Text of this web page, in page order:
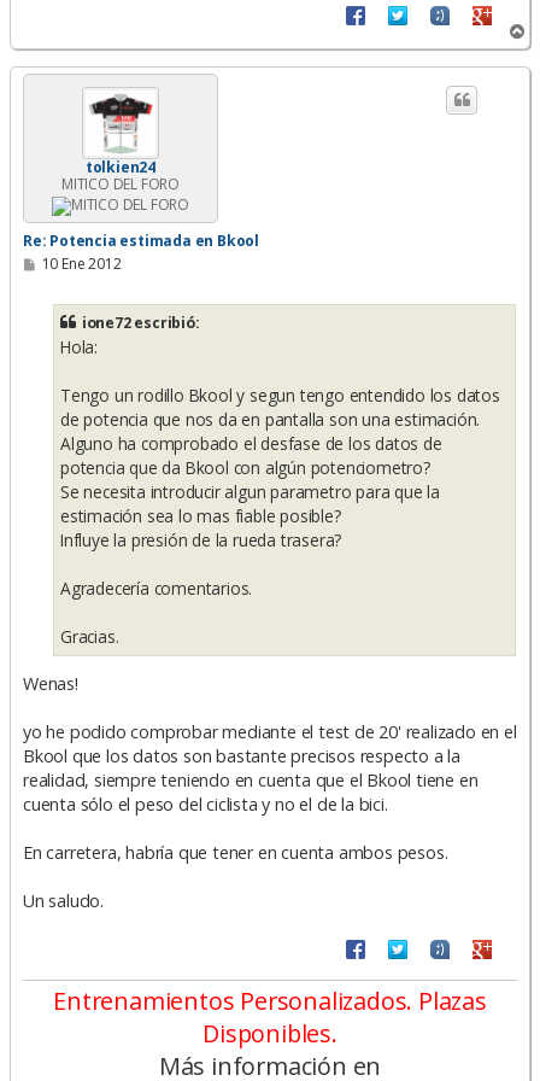
r
r
tolkien24
MITICO DEL FORO
Re: Potencia estimada en Bkool
M10 Ene 2012
ione72 escribió:
Hola:
Tengo un rodillo Bkool y segun tengo entendido los datos
de potencia que nos da en pantalla son una estimación.
Alguno ha comprobado el desfase de los datos de
potencia que da Bkool con algún potenciometro?
Se necesita introducir algun parametro para que la
estimación sea lo mas fiable posible?
Influye la presión de la rueda trasera?
Agradecería comentarios.
Gracias.
Wenas!
yo he podido comprobar mediante el test de 20' realizado en el
Bkool que los datos son bastante precisos respecto a la
realidad, siempre teniendo en cuenta que el Bkool tiene en
cuenta sólo el peso del ciclista y no el de la bici.
En carretera, habría que tener en cuenta ambos pesos.
Un saludo.
Entrenamientos Personalizados. Plazas
Disponibles.
Más información en